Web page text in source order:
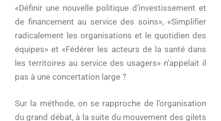
«Définir une nouvelle politique d’investissement et
de financement au service des soins», «Simplifier
radicalement les organisations et le quotidien des
équipes» et «Fédérer les acteurs de la santé dans
les territoires au service des usagers» n’appelait il
pas à une concertation large ?
Sur la méthode, on se rapproche de l’organisation
du grand débat, à la suite du mouvement des gilets